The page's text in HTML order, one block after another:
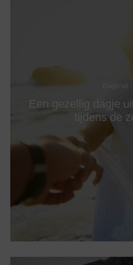
Dagje uit
Een gezellig dagje
tijdens de